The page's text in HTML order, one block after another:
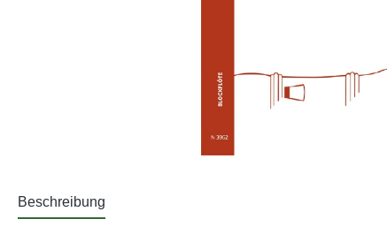
Beschreibung